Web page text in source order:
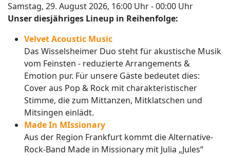
Samstag, 29. August 2026, 16:00 Uhr - 00:00 Uhr
Unser diesjähriges Lineup in Reihenfolge:
Velvet Acoustic Music
Das Wisselsheimer Duo steht für akustische Musik
vom Feinsten - reduzierte Arrangements &
Emotion pur. Für unsere Gäste bedeutet dies:
Cover aus Pop & Rock mit charakteristischer
Stimme, die zum Mittanzen, Mitklatschen und
Mitsingen einlädt.
Made In MIssionary
Aus der Region Frankfurt kommt die Alternative-
Rock-Band Made in Missionary mit Julia „Jules“